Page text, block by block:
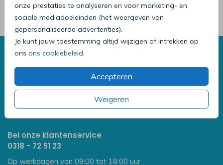
onze prestaties te analyseren en voor marketing- en
sociale mediadoeleinden (het weergeven van
gepersonaliseerde advertenties).
Je kunt jouw toestemming altijd wijzigen of intrekken op
ons ons cookiebeleid
Accepteren
Weigeren
Prijs:0,75 per 1
We helpen graag
Hoe bestel ik een proefdruk?
Wat is de levertijd?
Bekijk alle veelgestelde vragen
Bel onze klantenservice
0318 - 72 51 23
Op werkdagen van 09:00 tot 18:00 uur